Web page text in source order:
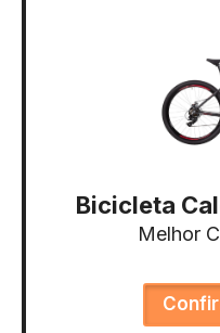
Bicicleta
Melhor